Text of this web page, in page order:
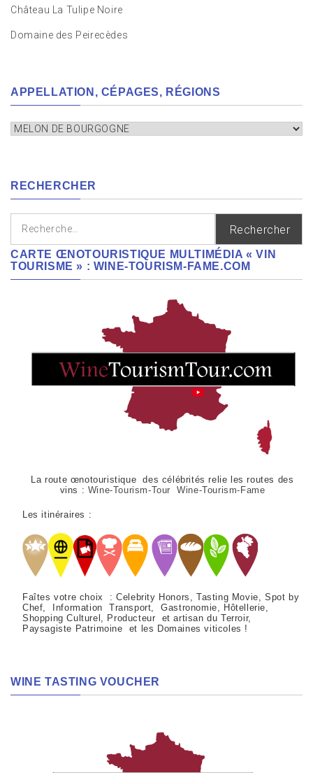
Château La Tulipe Noire
Domaine des Peirecèdes
APPELLATION, CÉPAGES, RÉGIONS
Appellation,
RECHERCHER
Rechercher :
CARTE ŒNOTOURISTIQUE MULTIMÉDIA « VIN
TOURISME » : WINE-TOURISM-FAME.COM
La route œnotouristique des célébrités relie les routes des
vins : Wine-Tourism-Tour Wine-Tourism-Fame
Les itinéraires :
Faîtes votre choix : Celebrity Honors, Tasting Movie, Spot by
Chef, Information Transport, Gastronomie, Hôtellerie,
Shopping Culturel, Producteur et artisan du Terroir,
Paysagiste Patrimoine et les Domaines viticoles !
WINE TASTING VOUCHER